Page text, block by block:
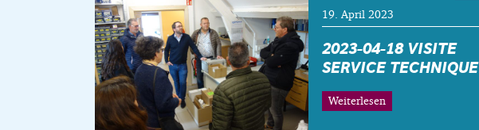
2023-04-18 VISITE
SERVICE TECHNIQUE
Weiterlesen
19. April 2023